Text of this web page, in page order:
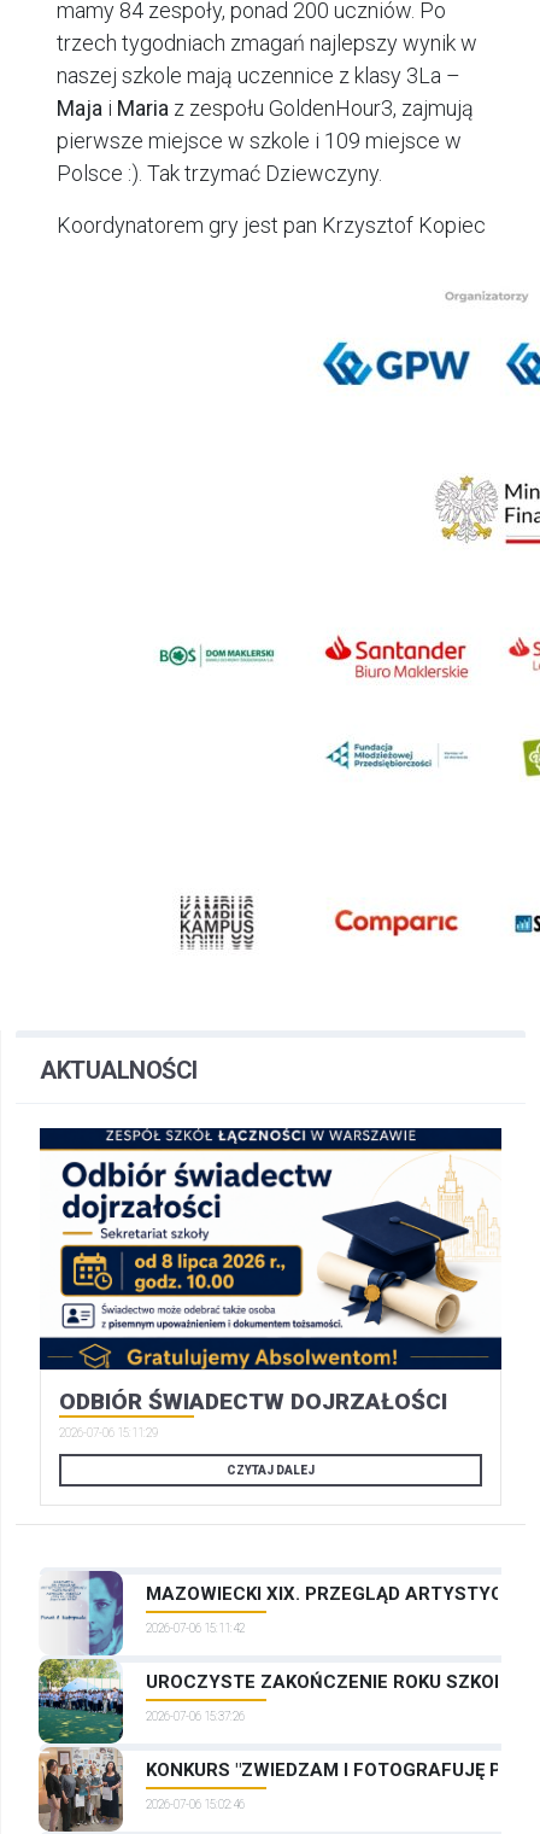
mamy 84 zespoły, ponad 200 uczniów. Po
trzech tygodniach zmagań najlepszy wynik w
naszej szkole mają uczennice z klasy 3La –
Maja i Maria z zespołu GoldenHour3, zajmują
pierwsze miejsce w szkole i 109 miejsce w
Polsce :). Tak trzymać Dziewczyny.
Koordynatorem gry jest pan Krzysztof Kopiec
AKTUALNOŚCI
ODBIÓR ŚWIADECTW DOJRZAŁOŚCI
2026-07-06 15:11:29
CZYTAJ DALEJ
MAZOWIECKI XIX. PRZEGLĄD
2026-07-06 15:11:42
UROCZYSTE ZAKOŃCZENIE ROKU
2026-07-06 15:37:26
KONKURS "ZWIEDZAM I FOTOGRAFUJĘ
2026-07-06 15:02:46